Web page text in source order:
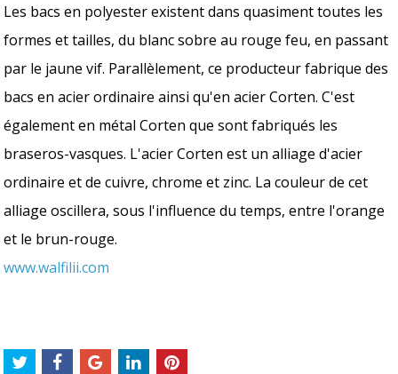
Les bacs en polyester existent dans quasiment toutes les
formes et tailles, du blanc sobre au rouge feu, en passant
par le jaune vif. Parallèlement, ce producteur fabrique des
bacs en acier ordinaire ainsi qu'en acier Corten. C'est
également en métal Corten que sont fabriqués les
braseros-vasques. L'acier Corten est un alliage d'acier
ordinaire et de cuivre, chrome et zinc. La couleur de cet
alliage oscillera, sous l'influence du temps, entre l'orange
et le brun-rouge.
www.walfilii.com